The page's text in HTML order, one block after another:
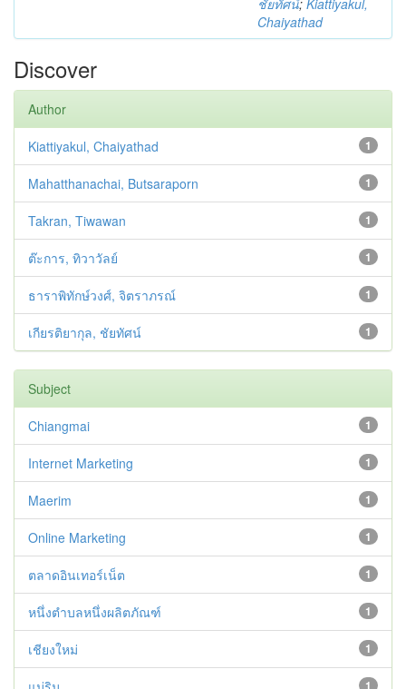
ชัยทัศน์; Kiattiyakul,
Chaiyathad
Discover
Author
1
Kiattiyakul, Chaiyathad
1
Mahatthanachai, Butsaraporn
1
Takran, Tiwawan
1
ต๊ะการ, ทิวาวัลย์
1
ธาราพิทักษ์วงศ์, จิตราภรณ์
1
เกียรติยากุล, ชัยทัศน์
Subject
1
Chiangmai
1
Internet Marketing
1
Maerim
1
Online Marketing
1
ตลาดอินเทอร์เน็ต
1
หนึ่งตำบลหนึ่งผลิตภัณฑ์
1
เชียงใหม่
1